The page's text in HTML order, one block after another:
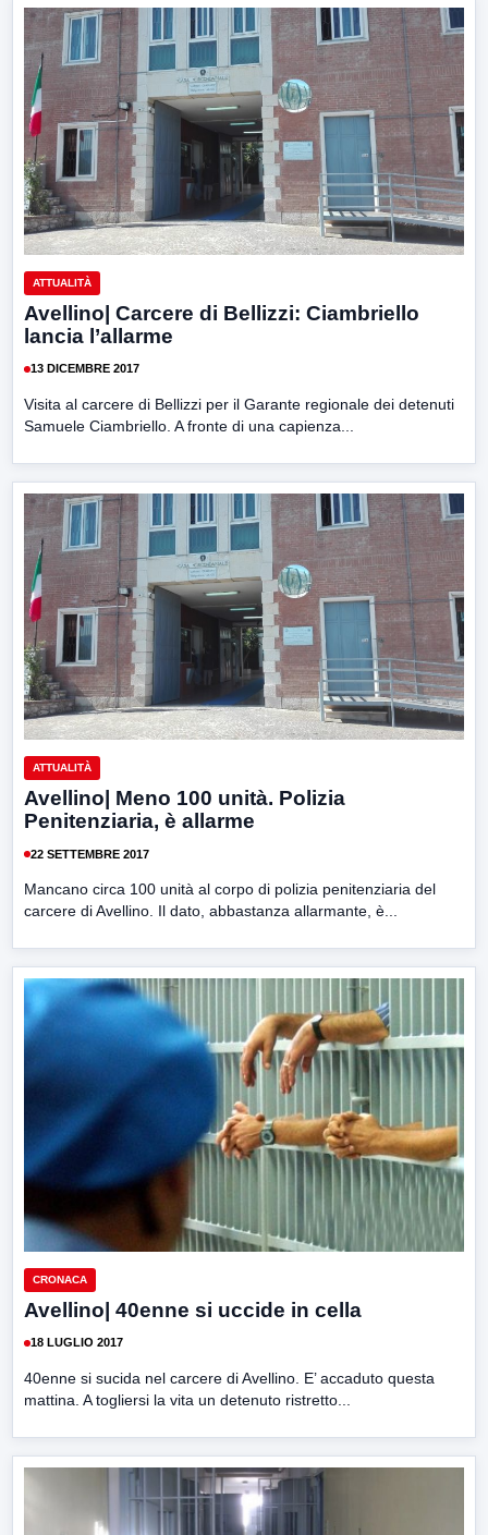
ATTUALITÀ
Avellino| Carcere di Bellizzi: Ciambriello
lancia l’allarme
13 DICEMBRE 2017
Visita al carcere di Bellizzi per il Garante regionale dei detenuti
Samuele Ciambriello. A fronte di una capienza...
ATTUALITÀ
Avellino| Meno 100 unità. Polizia
Penitenziaria, è allarme
22 SETTEMBRE 2017
Mancano circa 100 unità al corpo di polizia penitenziaria del
carcere di Avellino. Il dato, abbastanza allarmante, è...
CRONACA
Avellino| 40enne si uccide in cella
18 LUGLIO 2017
40enne si sucida nel carcere di Avellino. E’ accaduto questa
mattina. A togliersi la vita un detenuto ristretto...